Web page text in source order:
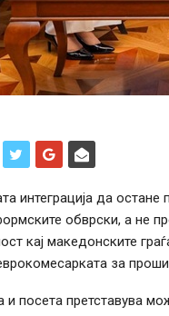
интеграција да остане
обврски, а не
кај македонските
за
посета претставува